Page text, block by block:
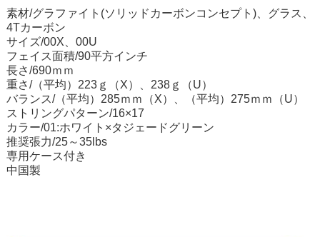
素材/グラファイト(ソリッドカーボンコンセプト)、グラス、
4Tカーボン
サイズ/00X、 00U
フェイス面積/90平方インチ
長さ/690ｍｍ
重さ/（平均）223ｇ（X）、238ｇ（U）
バランス/（平均）285ｍｍ（X）、（平均）275ｍｍ（U）
ストリングパターン/16×17
カラー/01:ホワイト×タジェードグリーン
推奨張力/25～35lbs
専用ケース付き
中国製